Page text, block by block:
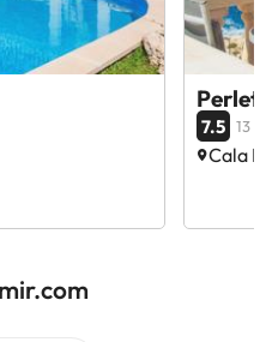
7.5 13
Cala